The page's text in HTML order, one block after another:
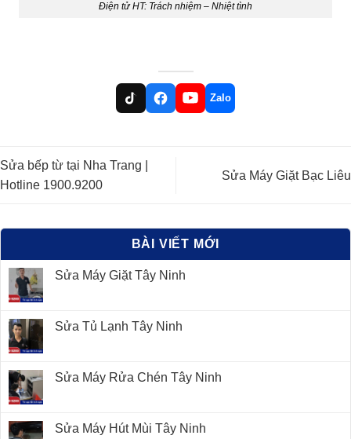
Điện tử HT: Trách nhiệm – Nhiệt tình
Zalo
Sửa bếp từ tại Nha Trang |
Hotline 1900.9200
Sửa Máy Giặt Bạc Liêu
BÀI VIẾT MỚI
Sửa Máy Giặt Tây Ninh
Sửa Tủ Lạnh Tây Ninh
Sửa Máy Rửa Chén Tây Ninh
Sửa Máy Hút Mùi Tây Ninh